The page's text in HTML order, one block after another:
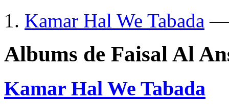
Kamar Hal We Tabada —
Albums de Faisal Al
Kamar Hal We Tabada